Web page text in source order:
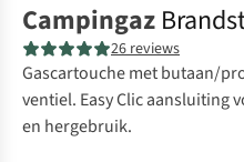
Campingaz
26 reviews
Gascartouche met butaan/
ventiel. Easy Clic aansluiting
en hergebruik.